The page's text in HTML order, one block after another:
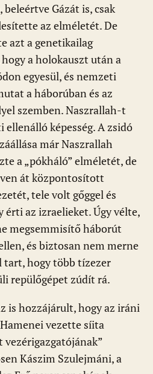
Gázát is, csak
az elméletét. De
azt a genetikailag
a holokauszt után a
egyesül, és nemzeti
a háborúban és az
szemben. Naszrallah-t
ellenálló képesség. A zsidó
már Naszrallah
a „pókháló” elméletét, de
át központosított
tele volt gőggel és
érti az izraelieket. Úgy vélte,
megsemmisítő háborút
és biztosan nem merne
hogy több tízezer
repülőgépet zúdít rá.
is hozzájárult, hogy az iráni
vezette síita
vezérigazgatójának”
Kászim Szulejmáni, a